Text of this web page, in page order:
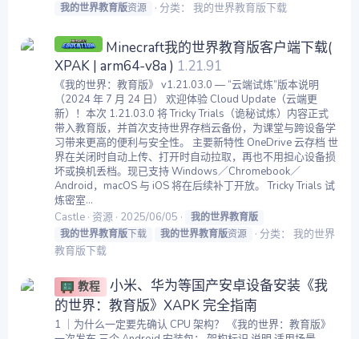
我的世界教育版资源 分类： 我的世界教育版下载
Minecraft我的世界教育版客户端下载(
XPAK | arm64-v8a ) 1.21.91
《我的世界：教育版》 v1.21.03.0 — “云端试炼”版本说明
（2024 年 7 月 24 日） 欢迎体验 Cloud Update（云端更
新）！本次 1.21.03.0 将 Tricky Trials（诡秘试炼）内容正式
带入教育版，并首次支持世界存档云备份，为课堂与跨设备学
习带来更高的便利与安全性。 主要新特性 OneDrive 云存档 世
界在关闭时自动上传、打开时自动拉取，再也不用担心设备损
坏或换机丢档。现已支持 Windows／Chromebook／
Android，macOS 与 iOS 将在后续补丁开放。 Tricky Trials 试
炼密室...
Castle 资源 2025/06/05
我的世界教育版
我的世界教育版下载 我的世界教育版资源 分类： 我的世界
教育版下载
教程
小米、华为等国产安卓设备安装《我
的世界：教育版》XAPK 完全指南
1 ｜为什么一定要先确认 CPU 架构？ 《我的世界：教育版》